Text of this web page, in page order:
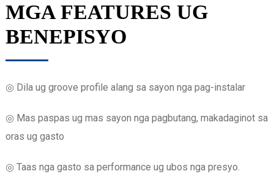
MGA FEATURES UG
BENEPISYO
◎ Dila ug groove profile alang sa sayon ​​nga pag-instalar
◎ Mas paspas ug mas sayon ​​nga pagbutang, makadaginot sa
oras ug gasto
◎ Taas nga gasto sa performance ug ubos nga presyo.